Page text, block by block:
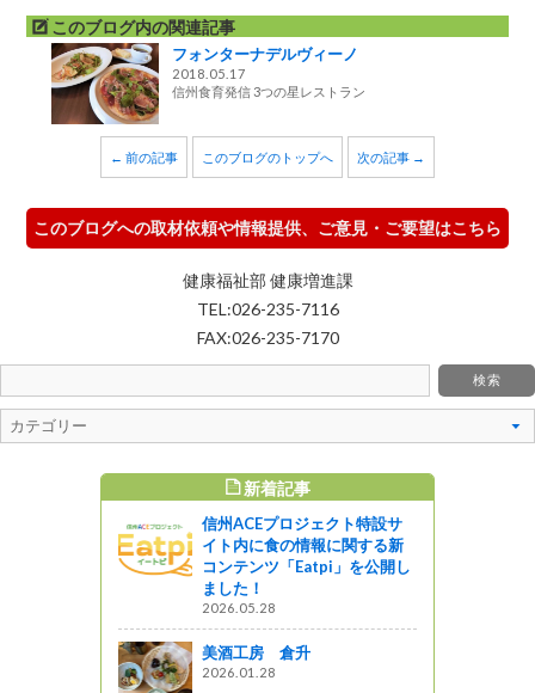
このブログ内の関連記事
フォンターナデルヴィーノ
2018.05.17
信州食育発信 3つの星レストラン
← 前の記事 このブログのトップへ 次の記事 →
このブログへの取材依頼や情報提供、ご意見・ご要望はこちら
健康福祉部 健康増進課
TEL:026-235-7116
FAX:026-235-7170
新着記事
信州ACEプロジェクト特設サ
イト内に食の情報に関する新
コンテンツ「Eatpi」を公開し
ました！
2026.05.28
美酒工房 倉升
2026.01.28